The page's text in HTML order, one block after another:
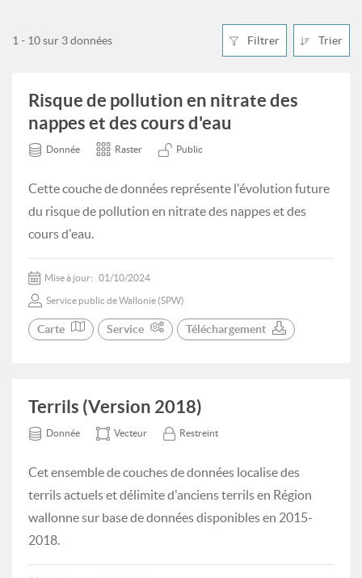
Filtrer Trier
1 - 10 sur 3 données
Risque de pollution en nitrate des
nappes et des cours d'eau
Donnée Raster Public
Cette couche de données représente l'évolution future
du risque de pollution en nitrate des nappes et des
cours d'eau.
Mise à jour: 01/10/2024
Service public de Wallonie (SPW)
Carte Service Téléchargement
Terrils (Version 2018)
Donnée Vecteur Restreint
Cet ensemble de couches de données localise des
terrils actuels et délimite d'anciens terrils en Région
wallonne sur base de données disponibles en 2015-
2018.